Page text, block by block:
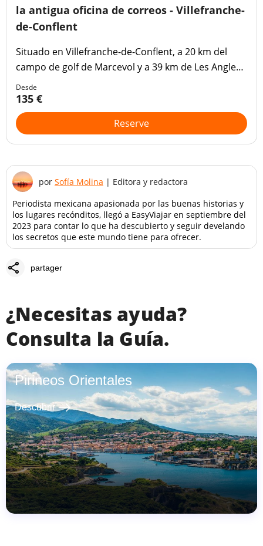
la antigua oficina de correos - Villefranche-
de-Conflent
Situado en Villefranche-de-Conflent, a 20 km del
campo de golf de Marcevol y a 39 km de Les Angles,
l'ancienne poste ofrece un restaurante, vistas a la
montaña y conexión Wi-Fi gratuita.
Desde
135 €
Reserve
por Sofía Molina | Editora y redactora
Periodista mexicana apasionada por las buenas historias y
los lugares recónditos, llegó a EasyViajar en septiembre del
2023 para contar lo que ha descubierto y seguir develando
los secretos que este mundo tiene para ofrecer.
share partager
¿Necesitas ayuda?
Consulta la Guía.
Pirineos Orientales
Descubrir east